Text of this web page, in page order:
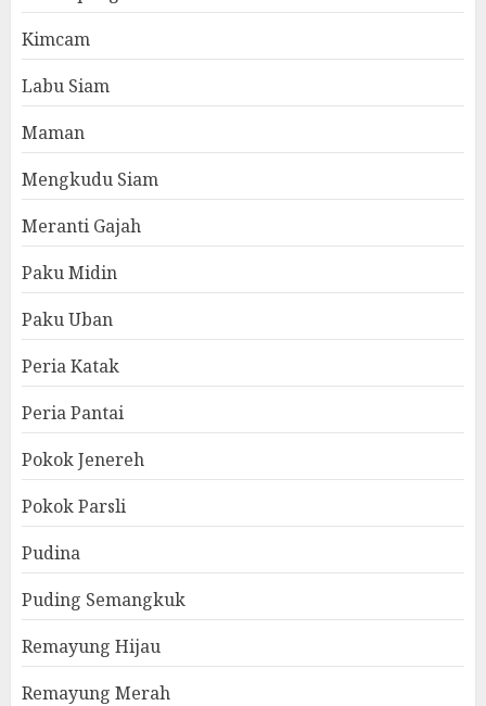
Kimcam
Labu Siam
Maman
Mengkudu Siam
Meranti Gajah
Paku Midin
Paku Uban
Peria Katak
Peria Pantai
Pokok Jenereh
Pokok Parsli
Pudina
Puding Semangkuk
Remayung Hijau
Remayung Merah